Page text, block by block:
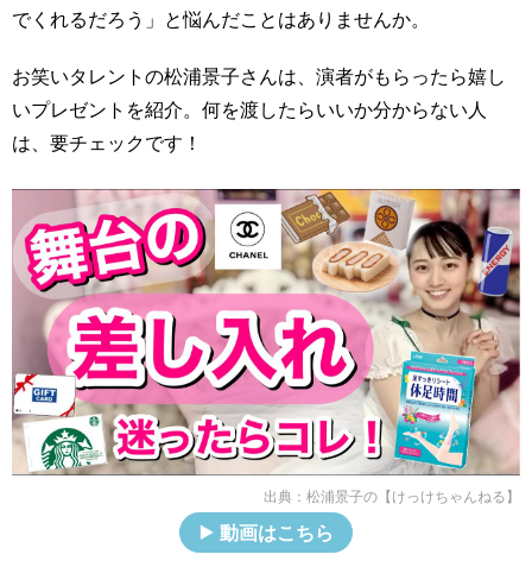
でくれるだろう」と悩んだことはありませんか。
お笑いタレントの松浦景子さんは、演者がもらったら嬉し
いプレゼントを紹介。何を渡したらいいか分からない人
は、要チェックです！
出典： 松浦景子の【けっけちゃんねる】
動画はこちら